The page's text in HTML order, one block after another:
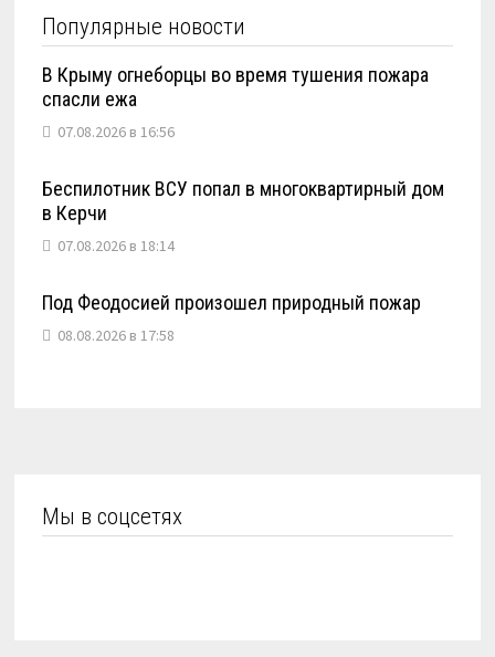
Популярные новости
В Крыму огнеборцы во время тушения пожара
спасли ежа
07.08.2026 в 16:56
Беспилотник ВСУ попал в многоквартирный дом
в Керчи
07.08.2026 в 18:14
Под Феодосией произошел природный пожар
08.08.2026 в 17:58
Мы в соцсетях